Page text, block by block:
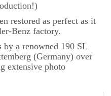
restored as perfect as it
Benz factory.
a renowned 190 SL
(Germany) over
extensive photo